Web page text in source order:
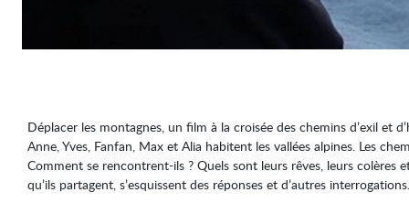
Déplacer les montagnes, un film à la croisée des chemins d’exil et
Anne, Yves, Fanfan, Max et Alia habitent les vallées alpines. Les
Comment se rencontrent-ils ? Quels sont leurs rêves, leurs
qu’ils partagent, s’esquissent des réponses et d’autres